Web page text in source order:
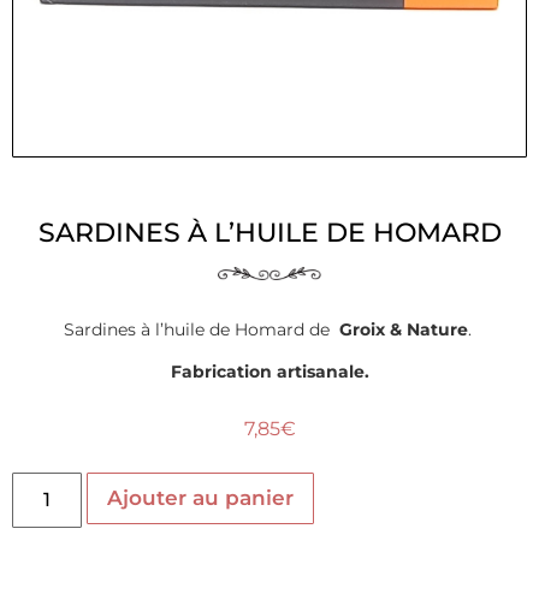
SARDINES À L’HUILE DE HOMARD
Sardines à l’huile de Homard de Groix & Nature.
Fabrication artisanale.
7,85€
Ajouter au panier